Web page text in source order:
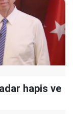
hapis ve